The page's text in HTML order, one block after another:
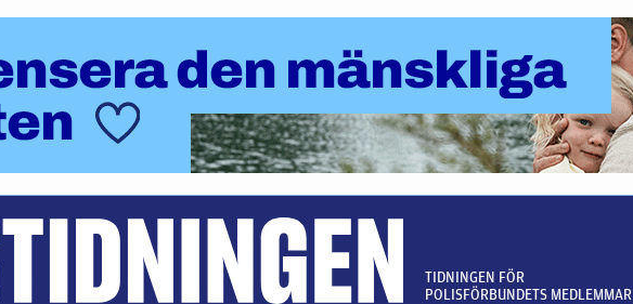
TIDNINGEN FÖR
POLISFÖRBUNDETS MEDLEMMAR